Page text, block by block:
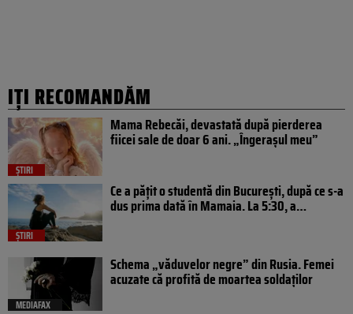
IȚI RECOMANDĂM
ȘTIRI
Mama Rebecăi, devastată după pierderea
fiicei sale de doar 6 ani. „Îngerașul meu”
ȘTIRI
Ce a pățit o studentă din București, după ce s-a
dus prima dată în Mamaia. La 5:30, a…
MEDIAFAX
Schema „văduvelor negre” din Rusia. Femei
acuzate că profită de moartea soldaților